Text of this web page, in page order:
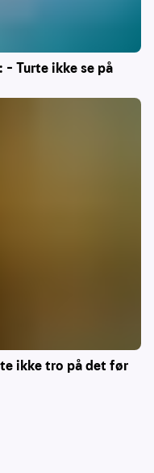
Turte ikke se på
ikke tro på det før